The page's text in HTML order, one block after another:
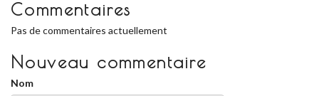
Commentaires
Pas de commentaires actuellement
Nouveau commentaire
Nom